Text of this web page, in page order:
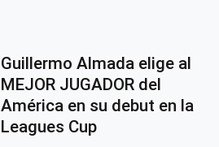
Guillermo Almada elige al
MEJOR JUGADOR del
América en su debut en la
Leagues Cup